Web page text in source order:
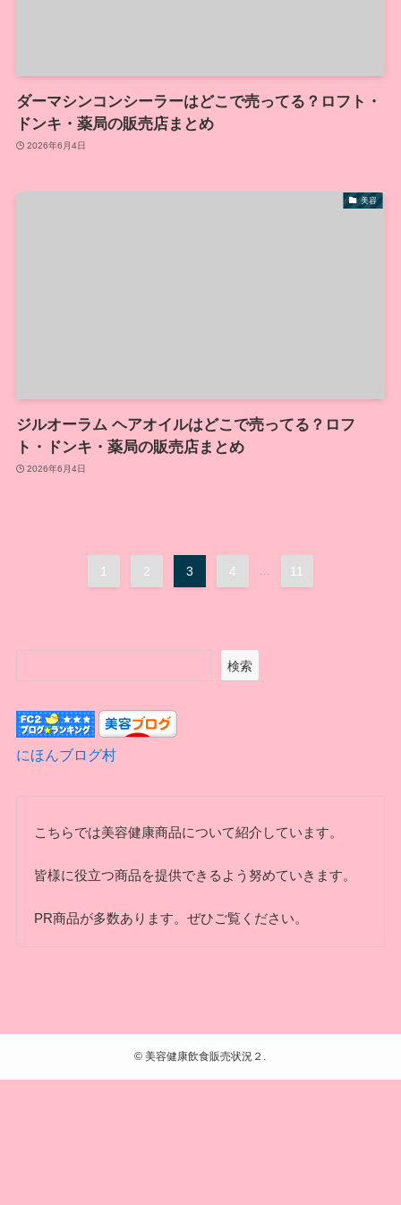
ダーマシンコンシーラーはどこで売ってる？ロフト・
ドンキ・薬局の販売店まとめ
2026年6月4日
美容
ジルオーラム ヘアオイルはどこで売ってる？ロフ
ト・ドンキ・薬局の販売店まとめ
2026年6月4日
1 2 3 4 11
検索
にほんブログ村
こちらでは美容健康商品について紹介しています。
皆様に役立つ商品を提供できるよう努めていきます。
PR商品が多数あります。ぜひご覧ください。
© 美容健康飲食販売状況２.